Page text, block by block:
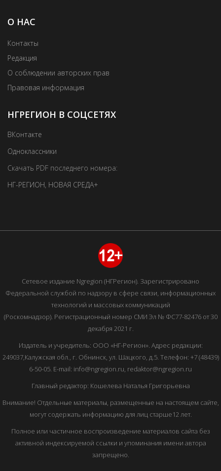
О НАС
Контакты
Редакция
О соблюдении авторских прав
Правовая информация
НГРЕГИОН В СОЦСЕТЯХ
ВКонтакте
Одноклассники
Скачать PDF последнего номера:
НГ-РЕГИОН, НОВАЯ СРЕДА+
Сетевое издание Ngregion (НГРегион). Зарегистрировано
Федеральной службой по надзору в сфере связи, информационных
технологий и массовых коммуникаций
(Роскомнадзор). Регистрационный номер СМИ Эл № ФС77-82476 от 30
декабря 2021 г.
Издатель и учредитель: ООО «НГ-Регион». Адрес редакции:
249037,Калужская обл., г. Обнинск, ул. Шацкого, д.5. Телефон: +7 (48439)
6-50-05. E-mail: info@ngregion.ru, redaktor@ngregion.ru
Главный редактор: Кошелева Наталья Григорьевна
Внимание! Отдельные материалы, размещенные на настоящем сайте,
могут содержать информацию для лиц старше12 лет.
Полное или частичное воспроизведение материалов сайта без
активной индексируемой ссылки и упоминания имени автора
запрещено.